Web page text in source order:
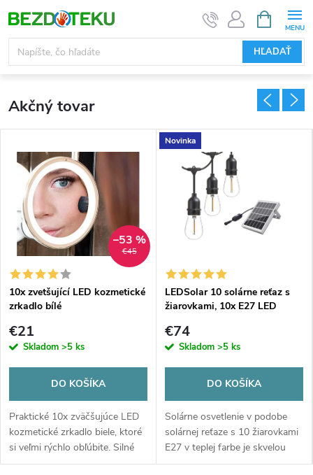
na
obsah
HĽADAŤ
KOŠÍK
i
e
v
n
a
š
o
m
Akčný tovar
€45
–53 %
10x zvetšující LED kozmetické
zrkadlo bílé
€21
Skladom >5 ks
DO KOŠÍKA
Praktické 10x zväčšujúce LED
kozmetické zrkadlo biele, ktoré
si veľmi rýchlo obľúbite. Silné
LED diódy skvele osvetlia každý
Novinka
LEDSolar 10 solárne reťaz s
žiarovkami, 10x E27 LED
farba
€74
Skladom >5 ks
DO KOŠÍKA
Solárne osvetlenie v podobe
solárnej reťaze s 10 žiarovkami
E27 v teplej farbe je skvelou
voľbou, pokiaľ chcete vytvoriť